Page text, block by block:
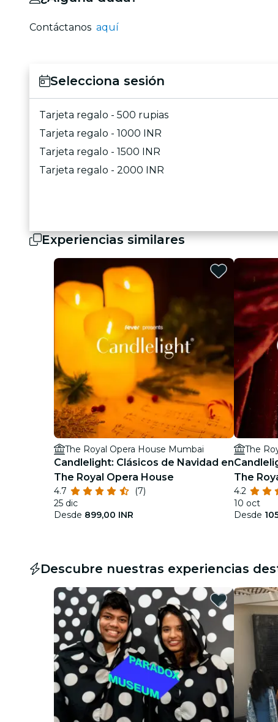
Contáctanos aquí
Selecciona sesión
Tarjeta regalo - 500 rupias
Tarjeta regalo - 1000 INR
Tarjeta regalo - 1500 INR
Tarjeta regalo - 2000 INR
Experiencias similares
The Royal Opera House Mumbai
Candlelight: Clásicos de Navidad en
The Royal Opera House
4.7
(7)
25 dic
Desde 899,00 INR
The
The
4.2
10 oct
Desde
Descubre nuestras experiencias